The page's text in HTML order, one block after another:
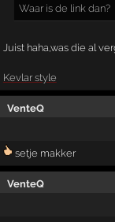
Waar is de link dan?
Juist haha,was die al
Kevlar style
VenteQ
setje makker
VenteQ